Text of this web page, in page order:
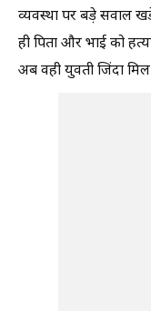
व्यवस्था पर बड़े सवाल
ही पिता और भाई को
अब वही युवती जिंदा